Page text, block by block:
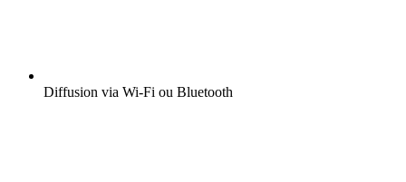
Diffusion via Wi-Fi ou Bluetooth